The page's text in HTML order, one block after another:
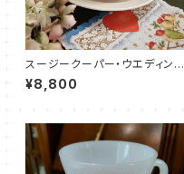
スージークーパー・ウエディング
リング・C&S（SCWR0073）
¥8,800